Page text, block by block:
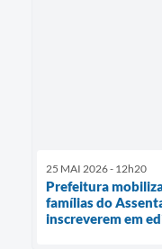
25 MAI 2026 - 12h20
Prefeitura
famílias do
inscreverem em